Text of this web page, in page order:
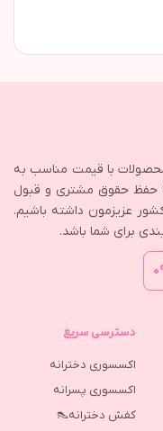
با قیمت مناسب به
حفظ حقوق مشتری و قبول
عزیزمون داشته باشیم.
برای شما باشد.
دسترسی سریع
اکسسوری دخترانه
اکسسوری پسرانه
کفش دخترانه👠